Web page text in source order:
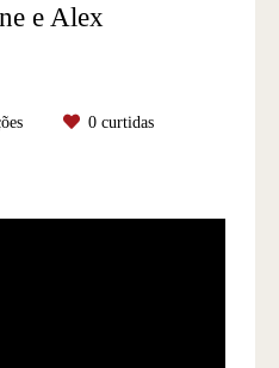
e Alex
0 curtidas